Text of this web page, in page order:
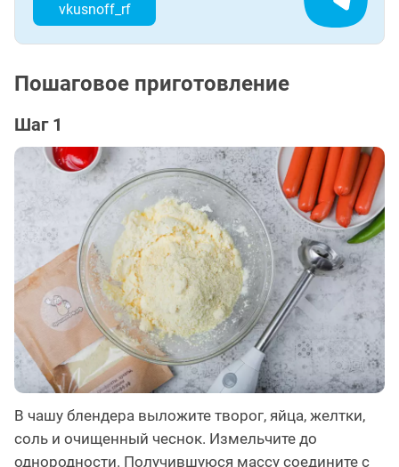
vkusnoff_rf
Пошаговое приготовление
Шаг 1
В чашу блендера выложите творог, яйца, желтки,
соль и очищенный чеснок. Измельчите до
однородности. Получившуюся массу соедините с